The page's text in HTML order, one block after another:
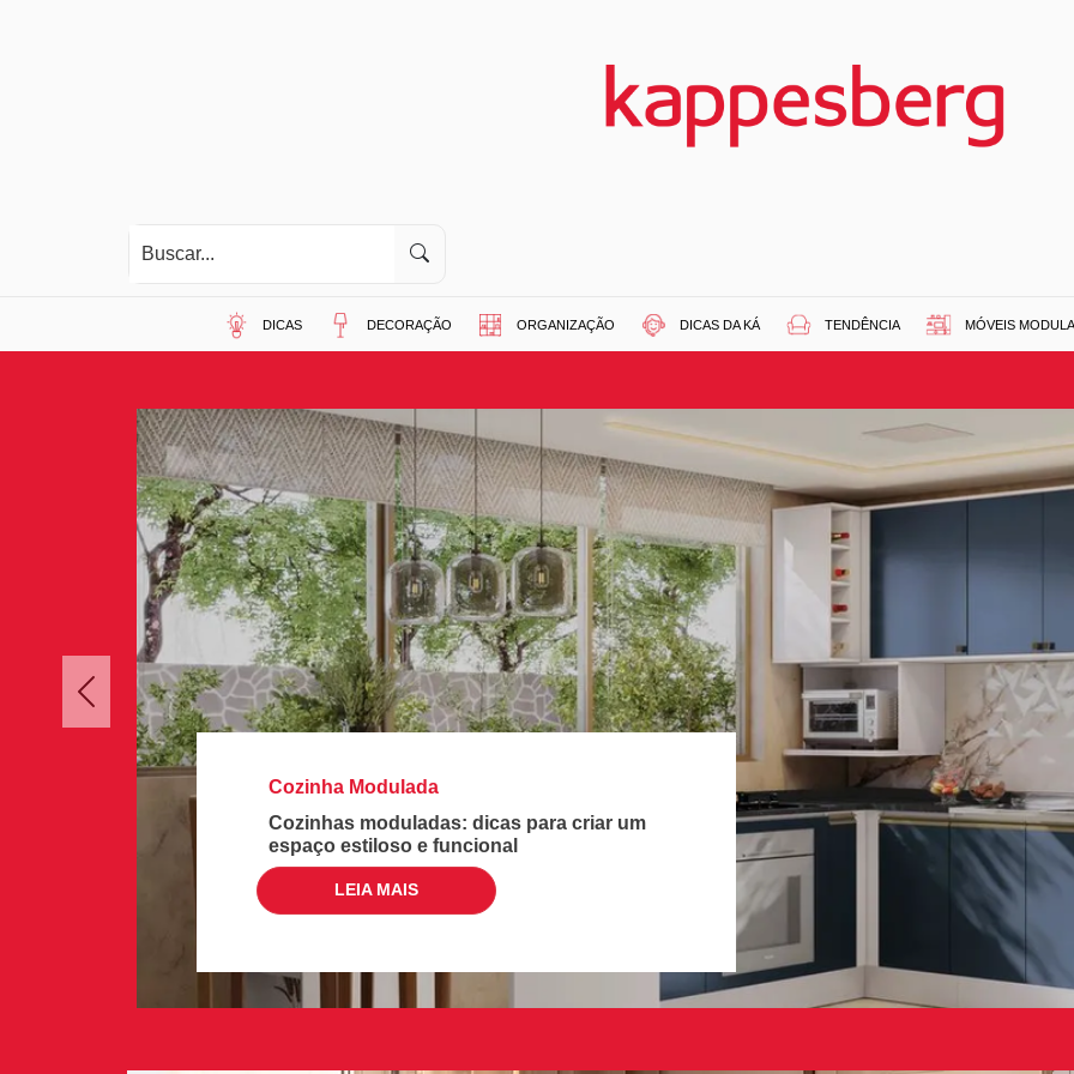
DICAS DECORAÇÃO ORGANIZAÇÃO DICAS DA KÁ TENDÊNCIA MÓVEIS
Cozinha Modulada
Cozinhas moduladas: dicas para criar um
espaço estiloso e funcional
LEIA MAIS
Previous